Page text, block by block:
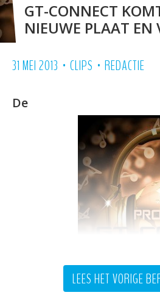
GT-CONNECT
NIEUWE PLAAT EN
31 MEI 2013 • CLIPS • REDACTIE
De
LEES HET VORIGE